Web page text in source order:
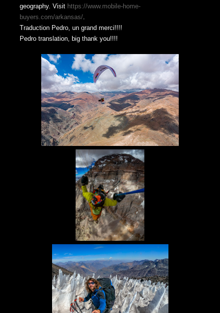
geography. Visit https://www.mobile-home-
buyers.com/arkansas/.
Traduction Pedro, un grand merci!!!!
Pedro translation, big thank you!!!!